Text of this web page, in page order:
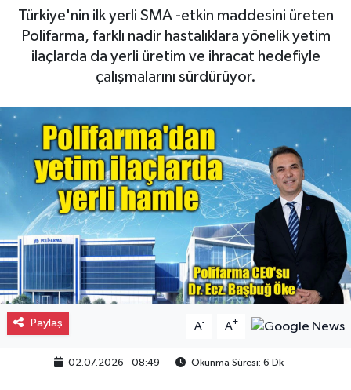
Türkiye'nin ilk yerli SMA -etkin maddesini üreten
Polifarma, farklı nadir hastalıklara yönelik yetim
ilaçlarda da yerli üretim ve ihracat hedefiyle
çalışmalarını sürdürüyor.
Paylaş A- A+
02.07.2026 - 08:49 Okunma Süresi: 6 Dk
Lojistik
Otovitrin
Asayiş
Magazin
Gayrimenkul
Spor
Eğitim
Son Dakika Haberleri
Haber Arşivi